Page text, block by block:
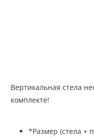
Вертикальная стела
комплекте!
*Размер (стела +